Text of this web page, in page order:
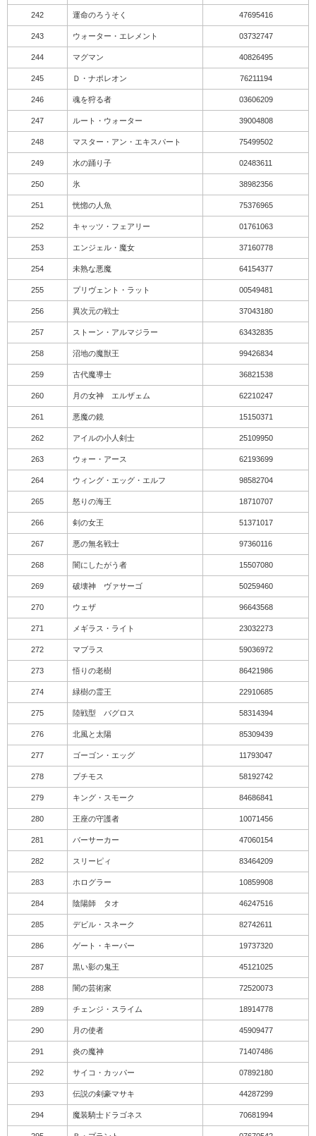
242 運命のろうそく 47695416
243 ウォーター・エレメント 03732747
244 マグマン 40826495
245 Ｄ・ナポレオン 76211194
246 魂を狩る者 03606209
247 ルート・ウォーター 39004808
248 マスター・アン・エキスパート 75499502
249 水の踊り子 02483611
250 氷 38982356
251 恍惚の人魚 75376965
252 キャッツ・フェアリー 01761063
253 エンジェル・魔女 37160778
254 未熟な悪魔 64154377
255 プリヴェント・ラット 00549481
256 異次元の戦士 37043180
257 ストーン・アルマジラー 63432835
258 沼地の魔獣王 99426834
259 古代魔導士 36821538
260 月の女神 エルザェム 62210247
261 悪魔の鏡 15150371
262 アイルの小人剣士 25109950
263 ウォー・アース 62193699
264 ウィング・エッグ・エルフ 98582704
265 怒りの海王 18710707
266 剣の女王 51371017
267 悪の無名戦士 97360116
268 闇にしたがう者 15507080
269 破壊神 ヴァサーゴ 50259460
270 ウェザ 96643568
271 メギラス・ライト 23032273
272 マブラス 59036972
273 悟りの老樹 86421986
274 緑樹の霊王 22910685
275 陸戦型 バグロス 58314394
276 北風と太陽 85309439
277 ゴーゴン・エッグ 11793047
278 プチモス 58192742
279 キング・スモーク 84686841
280 王座の守護者 10071456
281 バーサーカー 47060154
282 スリーピィ 83464209
283 ホログラー 10859908
284 陰陽師 タオ 46247516
285 デビル・スネーク 82742611
286 ゲート・キーパー 19737320
287 黒い影の鬼王 45121025
288 闇の芸術家 72520073
289 チェンジ・スライム 18914778
290 月の使者 45909477
291 炎の魔神 71407486
292 サイコ・カッパー 07892180
293 伝説の剣豪マサキ 44287299
294 魔装騎士ドラゴネス 70681994